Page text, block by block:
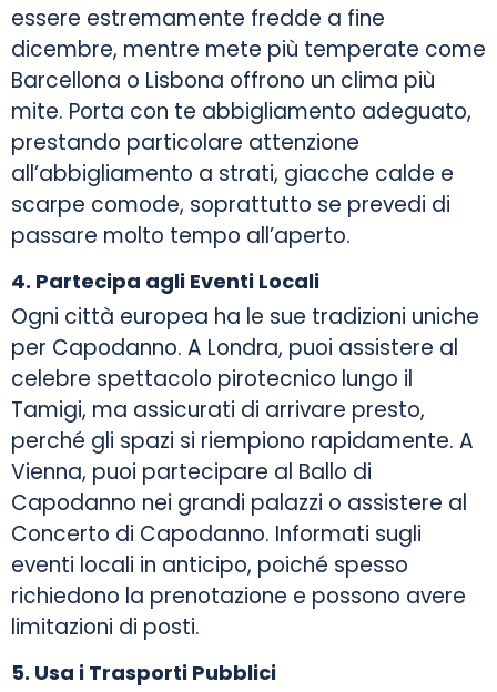
essere estremamente fredde a fine
dicembre, mentre mete più temperate come
Barcellona o Lisbona offrono un clima più
mite. Porta con te abbigliamento adeguato,
prestando particolare attenzione
all’abbigliamento a strati, giacche calde e
scarpe comode, soprattutto se prevedi di
passare molto tempo all’aperto.
4. Partecipa agli Eventi Locali
Ogni città europea ha le sue tradizioni uniche
per Capodanno. A Londra, puoi assistere al
celebre spettacolo pirotecnico lungo il
Tamigi, ma assicurati di arrivare presto,
perché gli spazi si riempiono rapidamente. A
Vienna, puoi partecipare al Ballo di
Capodanno nei grandi palazzi o assistere al
Concerto di Capodanno. Informati sugli
eventi locali in anticipo, poiché spesso
richiedono la prenotazione e possono avere
limitazioni di posti.
5. Usa i Trasporti Pubblici